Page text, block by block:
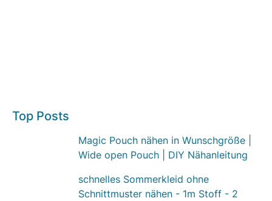
Top Posts
Magic Pouch nähen in Wunschgröße |
Wide open Pouch | DIY Nähanleitung
schnelles Sommerkleid ohne
Schnittmuster nähen - 1m Stoff - 2